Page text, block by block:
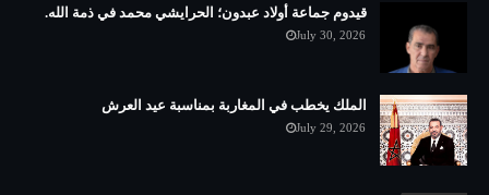
قيدوم جماعة أولاد عبدون؛ الحرايشي محمد في ذمة الله.
July 30, 2026
الملك يخطب في المغاربة بمناسبة عيد العرش
July 29, 2026